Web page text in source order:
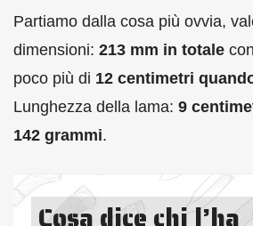
Partiamo dalla cosa più ovvia,
dimensioni: 213 mm in totale
poco più di 12 centimetri
Lunghezza della lama: 9
142 grammi.